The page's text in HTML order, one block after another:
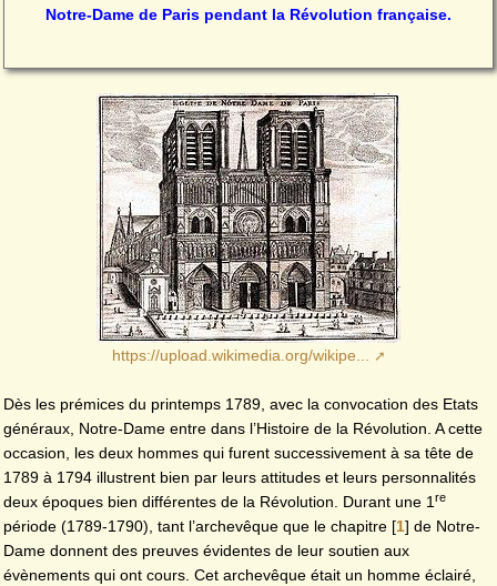
Notre-Dame de Paris pendant la Révolution française.
https://upload.wikimedia.org/wikipe...
Dès les prémices du printemps 1789, avec la convocation des Etats
généraux, Notre-Dame entre dans l’Histoire de la Révolution. A cette
occasion, les deux hommes qui furent successivement à sa tête de
1789 à 1794 illustrent bien par leurs attitudes et leurs personnalités
deux époques bien différentes de la Révolution. Durant une 1re
période (1789-1790), tant l’archevêque que le chapitre [1] de Notre-
Dame donnent des preuves évidentes de leur soutien aux
évènements qui ont cours. Cet archevêque était un homme éclairé,